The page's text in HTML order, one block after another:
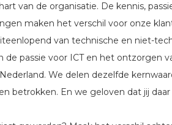
van de organisatie. De kennis,
maken het verschil voor onze
van technische en niet-
de passie voor ICT en het ontzorgen
We delen dezelfde
betrokken. En we geloven dat jij